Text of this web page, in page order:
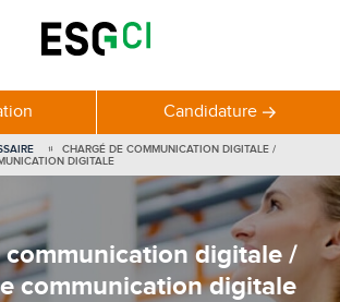
communication digitale /
communication digitale
CHARGÉ DE COMMUNICATION DIGITALE /
DIGITALE
Candidature